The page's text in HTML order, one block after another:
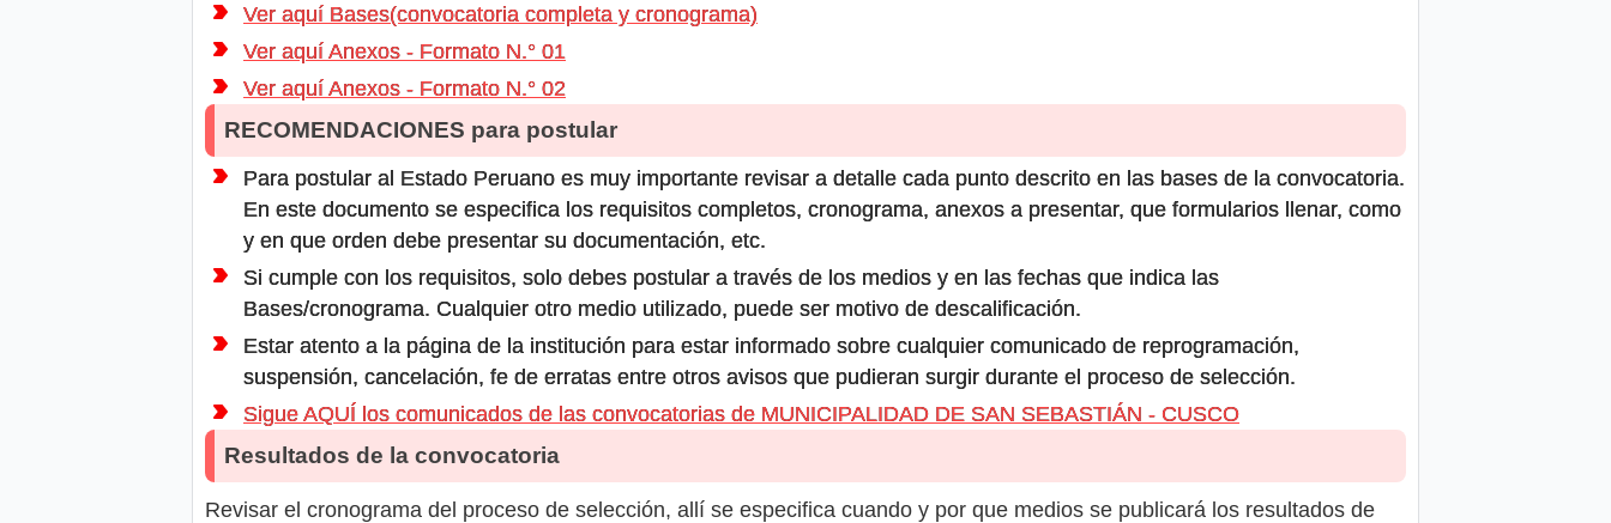
Ver aquí Bases(convocatoria completa y cronograma)
Ver aquí Anexos - Formato N.° 01
Ver aquí Anexos - Formato N.° 02
RECOMENDACIONES para postular
Para postular al Estado Peruano es muy importante revisar a detalle cada punto descrito en las bases de la convocatoria.
En este documento se especifica los requisitos completos, cronograma, anexos a presentar, que formularios llenar, como
y en que orden debe presentar su documentación, etc.
Si cumple con los requisitos, solo debes postular a través de los medios y en las fechas que indica las
Bases/cronograma. Cualquier otro medio utilizado, puede ser motivo de descalificación.
Estar atento a la página de la institución para estar informado sobre cualquier comunicado de reprogramación,
suspensión, cancelación, fe de erratas entre otros avisos que pudieran surgir durante el proceso de selección.
Sigue AQUÍ los comunicados de las convocatorias de MUNICIPALIDAD DE SAN SEBASTIÁN - CUSCO
Resultados de la convocatoria
Revisar el cronograma del proceso de selección, allí se especifica cuando y por que medios se publicará los resultados de